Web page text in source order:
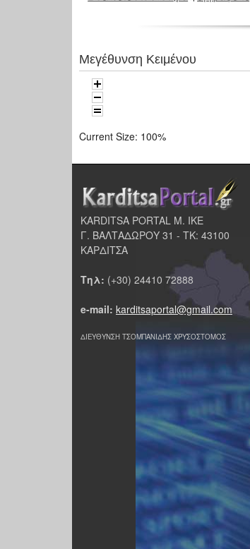
Μεγέθυνση Κειμένου
Current Size: 100%
KARDITSA PORTAL Μ. ΙΚΕ
Γ. ΒΑΛΤΑΔΩΡΟΥ 31 - ΤΚ: 43100
ΚΑΡΔΙΤΣΑ
Τηλ: (+30) 24410 72888
e-mail: karditsaportal@gmail.com
ΔΙΕΥΘΥΝΣΗ ΤΣΟΜΠΑΝΙΔΗΣ ΧΡΥΣΟΣΤΟΜΟΣ